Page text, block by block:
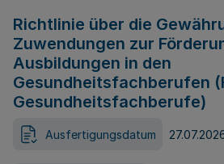
Richtlinie über die
Zuwendungen zur
Ausbildungen in den
Gesundheitsfachberufen
Gesundheitsfachberufe)
Ausfertigungsdatum